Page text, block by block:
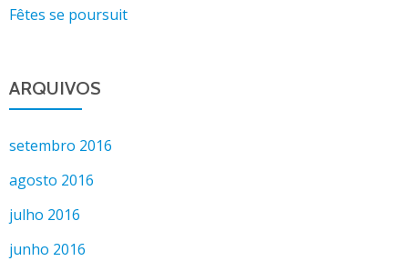
Fêtes se poursuit
ARQUIVOS
setembro 2016
agosto 2016
julho 2016
junho 2016